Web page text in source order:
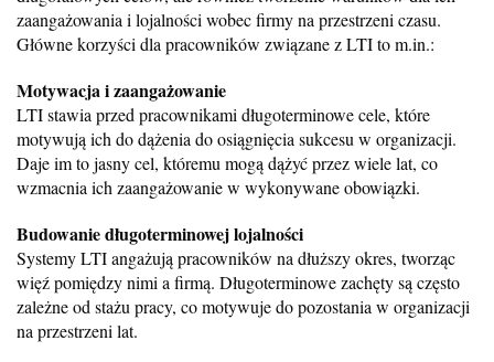
zaangażowania i lojalności wobec firmy na przestrzeni czasu.
Główne korzyści dla pracowników związane z LTI to m.in.:
Motywacja i zaangażowanie
LTI stawia przed pracownikami długoterminowe cele, które
motywują ich do dążenia do osiągnięcia sukcesu w organizacji.
Daje im to jasny cel, któremu mogą dążyć przez wiele lat, co
wzmacnia ich zaangażowanie w wykonywane obowiązki.
Budowanie długoterminowej lojalności
Systemy LTI angażują pracowników na dłuższy okres, tworząc
więź pomiędzy nimi a firmą. Długoterminowe zachęty są często
zależne od stażu pracy, co motywuje do pozostania w organizacji
na przestrzeni lat.